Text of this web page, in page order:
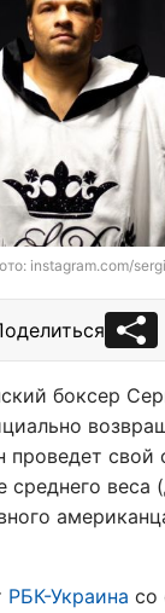
instagram.com/
боксер
проведет
среднего веса
РБК-Украина со